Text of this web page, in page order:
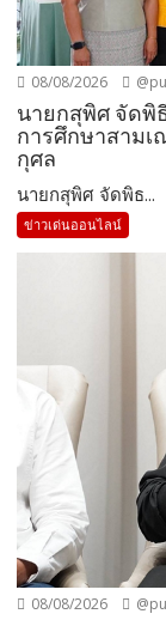
08/08/2026
นายกสุพิศ จัดพิ
การศึกษาสามเ
กุศล
นายกสุพิศ จัดพิธ...
ข่าวเด่นออนไลน์
08/08/2026